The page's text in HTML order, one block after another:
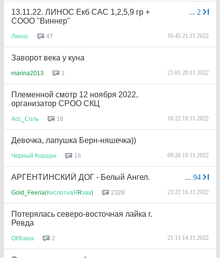
... 2
13.11.22. ЛИНОС Екб САС 1,2,5,9 гр +
СООО "Виннер"
Линос 47 16:45 21.11.2022
Заворот века у куна
marina2013 1 21:01 20.11.2022
Племенной смотр 12 ноября 2022,
организатор СРОО СКЦ
Асс Соль 18 16:22 19.11.2022
Девочка, лапушка Берн-няшечка))
Черный Коршун 16 09:26 19.11.2022
... 94
АРГЕНТИНСКИЙ ДОГ - Белый Ангел.
Gold_Feeria(КислотнаЯ Rзва) 2328 23:22 16.11.2022
Потерялась северо-восточная лайка г.
Ревда
ОК!сана 2 21:11 14.11.2022